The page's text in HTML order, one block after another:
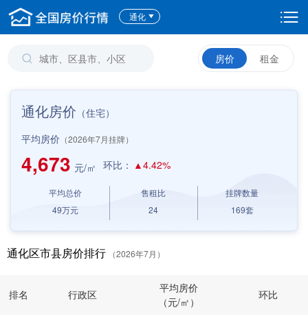
通化
房价 租金
通化房价 （住宅）
平均房价 （2026年7月挂牌）
4,673 元/㎡ 环比： ▲4.42%
平均总价
49万元
售租比
24
挂牌数量
169套
通化区市县房价排行 （2026年7月）
排名 行政区
平均房价
（元/㎡）
环比